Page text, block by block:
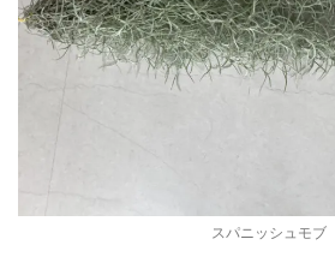
スパニッシュモブ